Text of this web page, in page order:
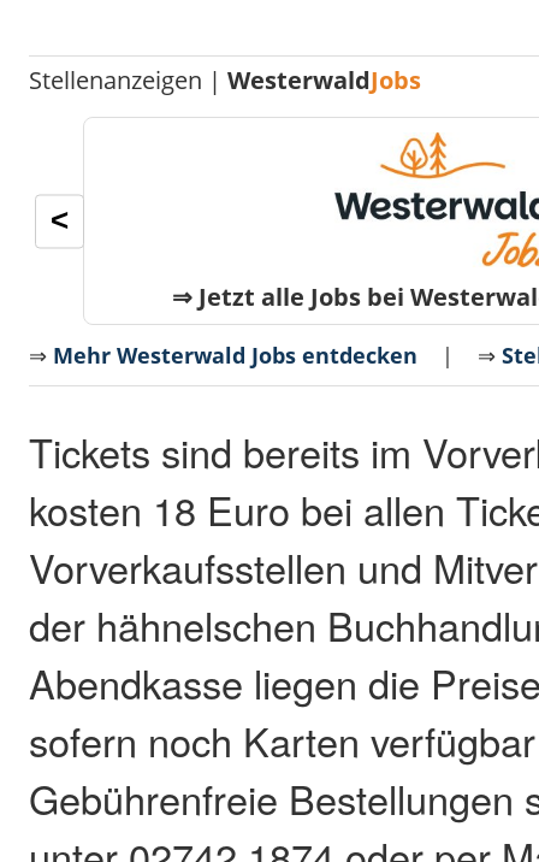
Stellenanzeigen |WesterwaldJobs
⇒ Jetzt alle Jobs bei
<
⇒ Mehr Westerwald Jobs entdecken | ⇒
Tickets sind bereits im
kosten 18 Euro bei allen
Vorverkaufsstellen und
der hähnelschen
Abendkasse liegen die
sofern noch Karten
Gebührenfreie Bestellungen